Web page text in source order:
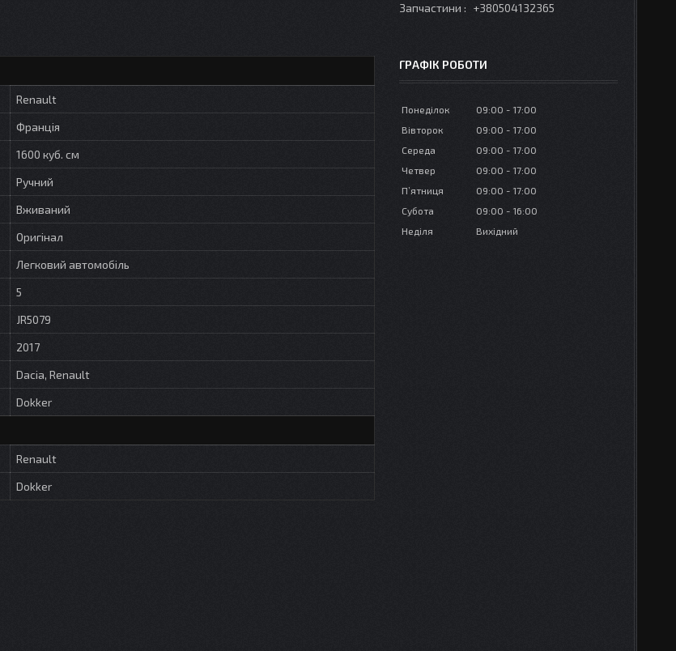
Renault
Франція
1600 куб. см
Ручний
Вживаний
Оригінал
Легковий автомобіль
5
JR5079
2017
Dacia, Renault
Dokker
Renault
Dokker
Запчастини
+380504132365
ГРАФІК РОБОТИ
Понеділок 09:00
17:00
Вівторок
09:00
17:00
Середа
09:00
17:00
Четвер
09:00
17:00
Пʼятниця
09:00
17:00
Субота
09:00
16:00
Неділя
Вихідний